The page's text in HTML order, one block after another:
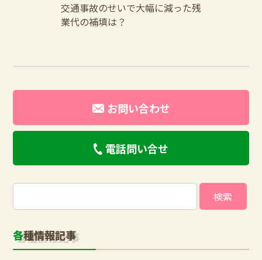
交通事故のせいで大幅に減った残
業代の補填は？
お問い合わせ
電話問い合せ
索:
各種情報記事